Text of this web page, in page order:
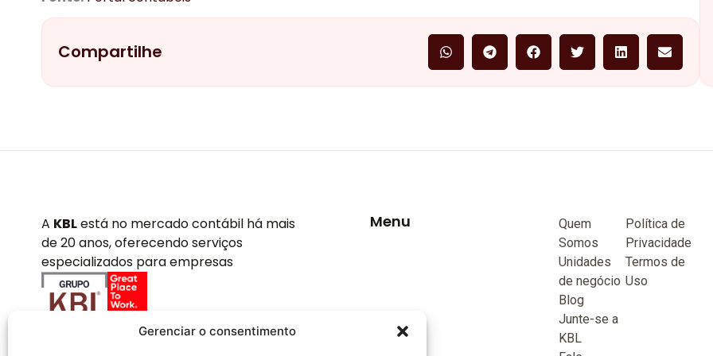
Gerenciar o consentimento
Compartilhe
A KBLestá no mercado contábil há mais
de 20 anos, oferecendo serviços
especializados para empresas
Menu
Quem
Somos
Unidades
de negócio
Blog
Junte-se a
KBL
Política de
Privacidade
Termos de
Uso